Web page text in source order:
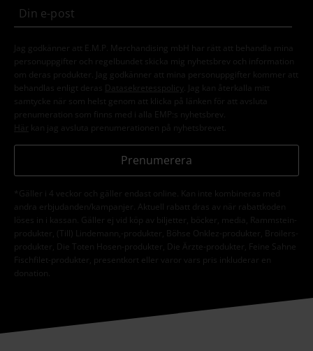
Jag godkänner att E.M.P. Merchandising mbH har rätt att behandla mina
personuppgifter och regelbundet skicka mig nyhetsbrev och information
om deras produkter. Jag godkänner att mina personuppgifter kommer att
behandlas enligt deras
Datasekretesspolicy
. Jag kan återkalla mitt
samtycke när som helst genom att klicka på länken för att avsluta
prenumeration som finns med i alla EMP:s nyhetsbrev.
Här kan jag avsluta prenumerationen på nyhetsbrevet.
Prenumerera
*Gäller i 4 veckor och gäller endast online. Kan inte kombineras med
andra erbjudanden/kampanjer. Aktuell rabatt dras av när rabattkoden
löses in i kassan. Gäller ej vid köp av biljetter, böcker, media, Rammstein-
produkter, (Till) Lindemann,-produkter, Böhse Onklez-produkter, Broilers-
produkter, Die Toten Hosen-produkter, Die Ärzte-produkter, Feine Sahne
Fischfilet-produkter, presentkort eller varor vars pris inkluderar en
donation.